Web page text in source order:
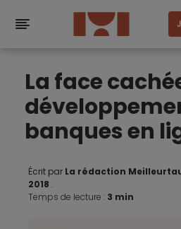
La face
banques en
Écrit par La rédaction
2018 .
Temps de lecture : 3 min